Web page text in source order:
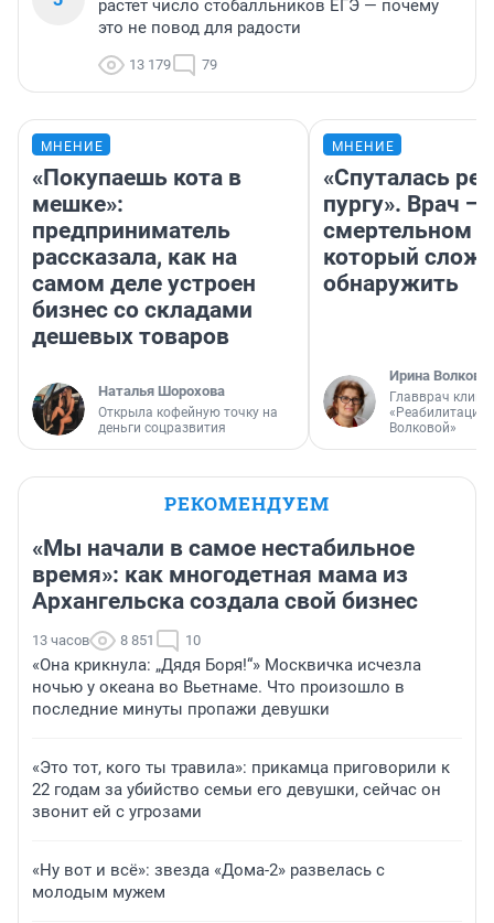
растет число стобалльников ЕГЭ — почему
это не повод для радости
13 179 79
МНЕНИЕ
«Покупаешь кота в
мешке»:
предприниматель
рассказала, как на
самом деле устроен
бизнес со складами
дешевых товаров
Наталья Шорохова
Открыла кофейную точку на
деньги соцразвития
МНЕНИЕ
«Спуталась
пургу». Врач —
смертельном
который
обнаружить
Ирина Волкова
Главврач
«Реабилитация
Волковой»
РЕКОМЕНДУЕМ
«Мы начали в самое нестабильное
время»: как многодетная мама из
Архангельска создала свой бизнес
13 часов 8 851 10
«Она крикнула: „Дядя Боря!“» Москвичка исчезла
ночью у океана во Вьетнаме. Что произошло в
последние минуты пропажи девушки
«Это тот, кого ты травила»: прикамца приговорили к
22 годам за убийство семьи его девушки, сейчас он
звонит ей с угрозами
«Ну вот и всё»: звезда «Дома-2» развелась с
молодым мужем